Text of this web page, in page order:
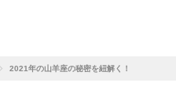
2021年の山羊座の秘密を紐解く！